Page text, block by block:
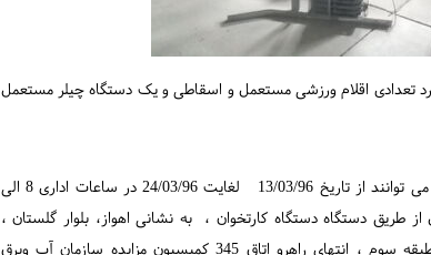
تعدادی اقلام ورزشی مستعمل و اسقاطی و یک دستگاه چیلر مستعمل
داوطلبان شرکت در مزایده جهت خرید اسناد مزایده می توانند از تاریخ 13/03/96 لغایت 24/03/96 در ساعات اداری 8 الی
ایام تعطیل) با پرداخت مبلغ 500.000ریال از طریق دستگاه دستگاه کارتخوان ، به نشانی اهواز، بلوار گلستان ،
ساختمان پنج طبقه سازمان آب و برق خوزستان ،طبقه سوم ، انتهای راهرو اتاق 345 کمیسیون مزایده سازمان آب وبرق